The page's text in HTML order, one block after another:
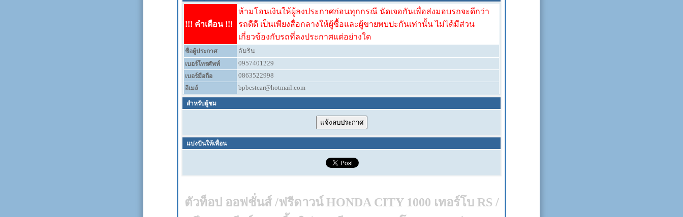
!!! คำเตือน !!!
ห้ามโอนเงินให้ผู้ลงประกาศก่อนทุกกรณี นัดเจอกันเพื่อส่งมอบรถจะดีกว่า
รถดีดี เป็นเพียงสื่อกลางให้ผู้ซื้อและผู้ขายพบปะกันเท่านั้น ไม่ได้มีส่วน
เกี่ยวข้องกับรถที่ลงประกาศแต่อย่างใด
ชื่อผู้ประกาศ อัมริน
เบอร์โทรศัพท์ 0957401229
เบอร์มือถือ 0863522998
อีเมล์ bpbestcar@hotmail.com
สำหรับผู้ชม
แบ่งปันให้เพื่อน
ตัวท็อป ออฟชั่นส์ /ฟรีดาวน์ HONDA CITY 1000 เทอร์โบ RS /